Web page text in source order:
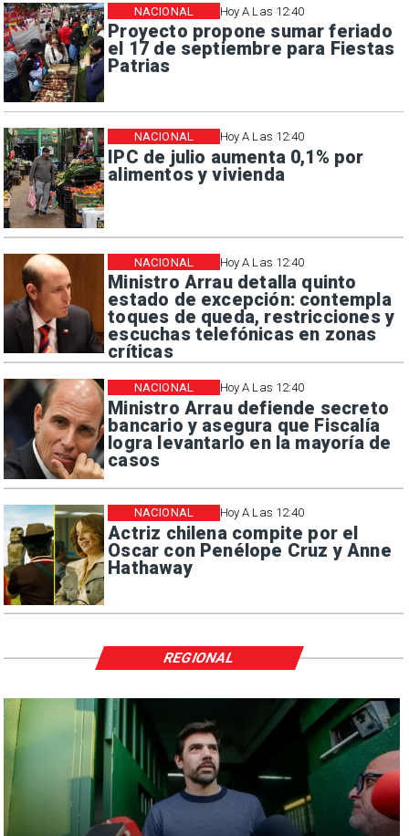
Hoy A Las 12:40
Proyecto propone sumar feriado
el 17 de septiembre para Fiestas
Patrias
NACIONAL
Hoy A Las 12:40
IPC de julio aumenta 0,1% por
alimentos y vivienda
NACIONAL
Hoy A Las 12:40
Ministro Arrau detalla quinto
estado de excepción: contempla
toques de queda, restricciones y
escuchas telefónicas en zonas
críticas
NACIONAL
Hoy A Las 12:40
Ministro Arrau defiende secreto
bancario y asegura que Fiscalía
logra levantarlo en la mayoría de
casos
NACIONAL
Hoy A Las 12:40
Actriz chilena compite por el
Oscar con Penélope Cruz y Anne
Hathaway
NACIONAL
REGIONAL